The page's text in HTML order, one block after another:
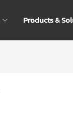
Products &